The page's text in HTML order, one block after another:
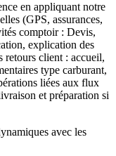
en appliquant notre
(GPS, assurances,
comptoir : Devis,
explication des
retours client : accueil,
type carburant,
liées aux flux
et préparation si
avec les